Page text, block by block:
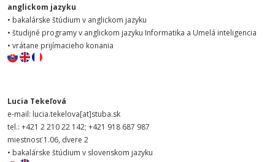
anglickom jazyku
• bakalárske štúdium v anglickom jazyku
• študijné programy v anglickom jazyku Informatika a Umelá inteligencia
• vrátane prijímacieho konania
Lucia Tekeľová
e-mail: lucia.tekelova[at]stuba.sk
tel.: +421 2 210 22 142; +421 918 687 987
miestnosť 1.06, dvere 2
• bakalárske štúdium v slovenskom jazyku